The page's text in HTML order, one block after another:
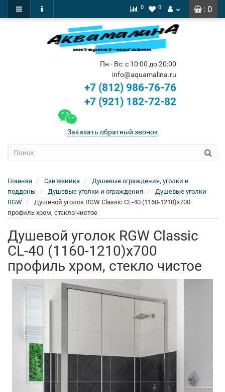
: 0
0 0
Пн - Вс: с 10:00 до 20:00
info@aquamalina.ru
+7 (812) 986-76-76
+7 (921) 182-72-82
Заказать обратный звонок
Главная Сантехника
Душевые ограждения, уголки и
поддоны
Душевые уголки и ограждения
Душевые уголки
RGW
Душевой уголок RGW Classic CL-40 (1160-1210)х700
профиль хром, стекло чистое
Душевой уголок RGW Classic
CL-40 (1160-1210)х700
профиль хром, стекло чистое